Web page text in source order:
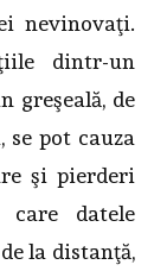
nevinovaţi.
dintr-un
greşeală, de
pot cauza
şi pierderi
datele
la distanţă,